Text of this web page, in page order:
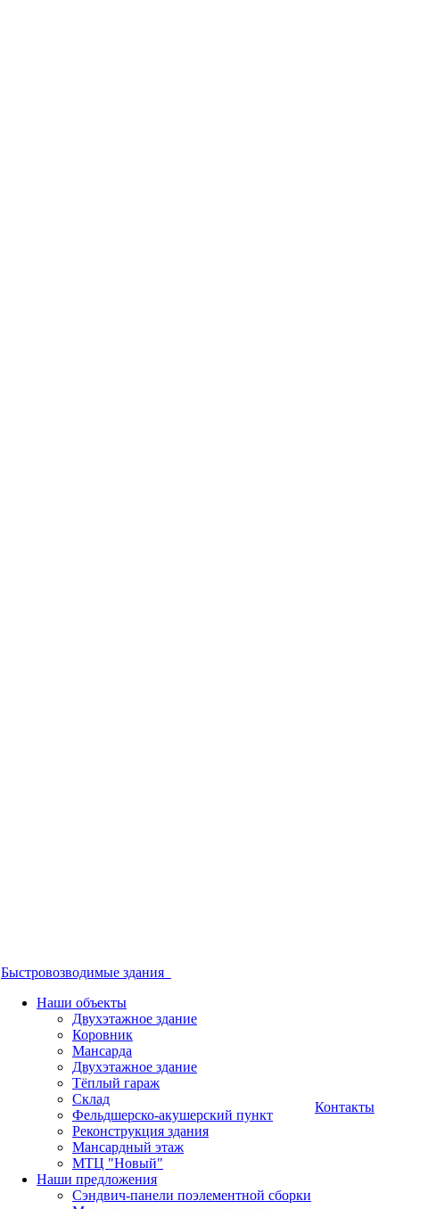
Быстровозводимые здания
Наши объекты
Двухэтажное здание
Коровник
Мансарда
Двухэтажное здание
Тёплый гараж
Склад
Фельдшерско-акушерский пункт
Реконструкция здания
Мансардный этаж
МТЦ "Новый"
Наши предложения
Сэндвич-панели поэлементной сборки
Контакты